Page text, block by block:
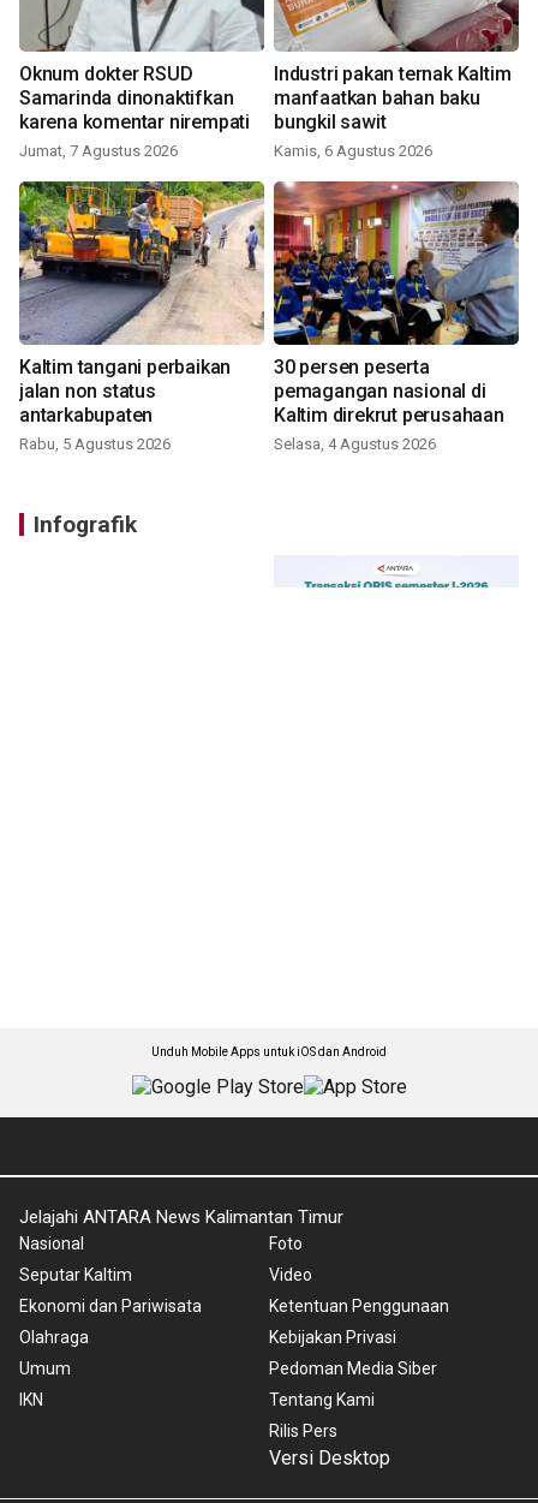
Oknum dokter RSUD
Samarinda dinonaktifkan
karena komentar nirempati
Jumat, 7 Agustus 2026
Industri pakan ternak Kaltim
manfaatkan bahan baku
bungkil sawit
Kamis, 6 Agustus 2026
Kaltim tangani perbaikan
jalan non status
antarkabupaten
Rabu, 5 Agustus 2026
30 persen peserta
pemagangan nasional di
Kaltim direkrut perusahaan
Selasa, 4 Agustus 2026
Infografik
Unduh Mobile Apps untuk iOS dan Android
Jelajahi ANTARA News Kalimantan Timur
Nasional
Seputar Kaltim
Ekonomi dan Pariwisata
Olahraga
Umum
IKN
Foto
Video
Ketentuan Penggunaan
Kebijakan Privasi
Pedoman Media Siber
Tentang Kami
Rilis Pers
Versi Desktop